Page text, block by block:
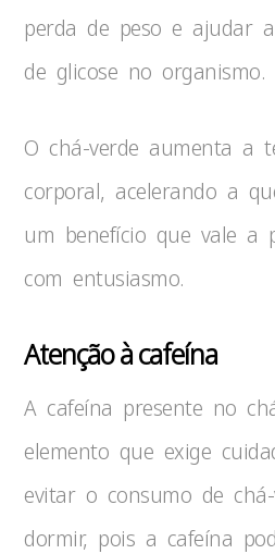
perda de peso e ajudar
de glicose no organismo.
O chá-verde aumenta a
corporal, acelerando a
um benefício que vale a
com entusiasmo.
Atenção à cafeína
A cafeína presente no
elemento que exige
evitar o consumo de
dormir, pois a cafeína